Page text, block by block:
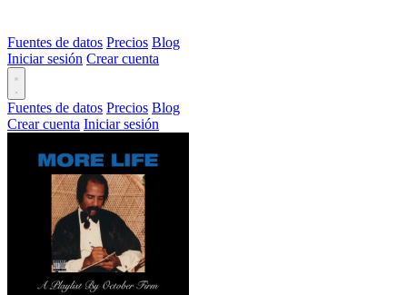
Fuentes de datos Precios Blog
Iniciar sesión Crear cuenta
Fuentes de datos Precios Blog
Crear cuenta Iniciar sesión